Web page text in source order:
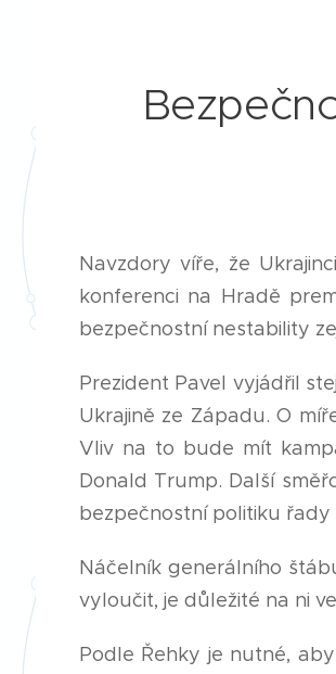
Navzdory víře, že
konferenci na Hradě
bezpečnostní nestability
Prezident Pavel vyjádřil
Ukrajině ze Západu. O
Vliv na to bude mít
Donald Trump. Další
bezpečnostní politiku řady
Náčelník generálního
vyloučit, je důležité na ni
Podle Řehky je nutné,